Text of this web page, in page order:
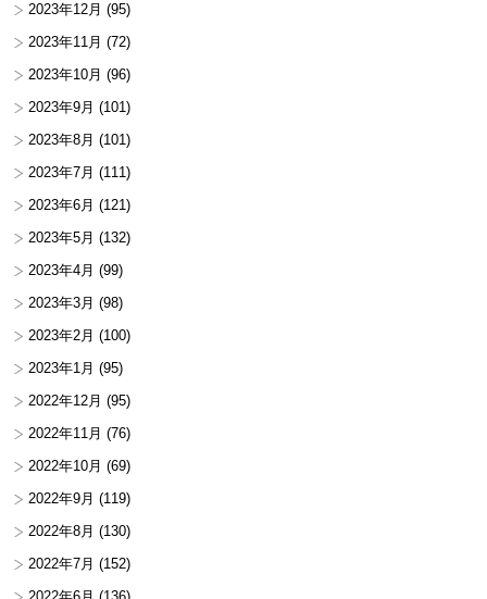
2023年12月 (95)
2023年11月 (72)
2023年10月 (96)
2023年9月 (101)
2023年8月 (101)
2023年7月 (111)
2023年6月 (121)
2023年5月 (132)
2023年4月 (99)
2023年3月 (98)
2023年2月 (100)
2023年1月 (95)
2022年12月 (95)
2022年11月 (76)
2022年10月 (69)
2022年9月 (119)
2022年8月 (130)
2022年7月 (152)